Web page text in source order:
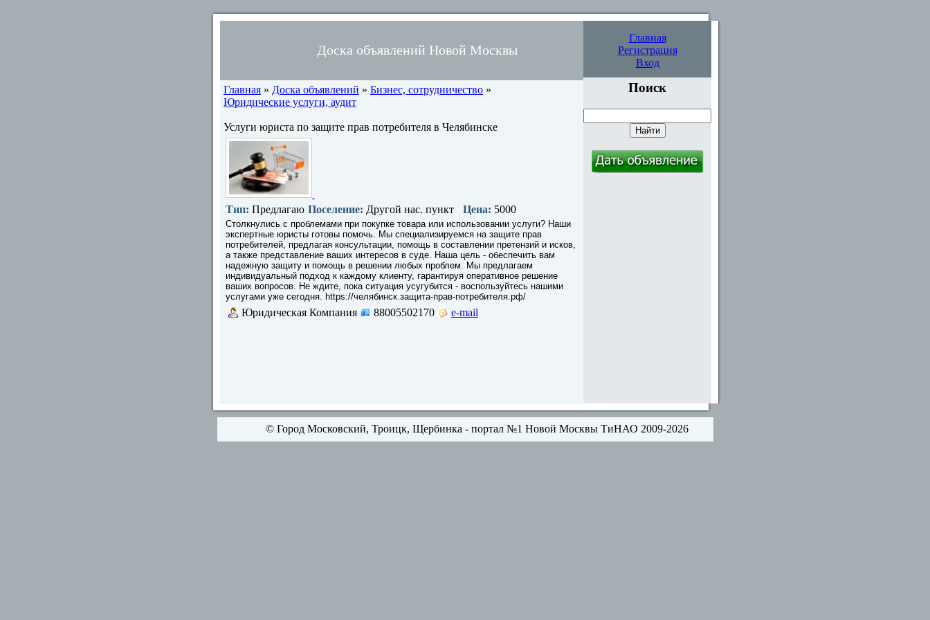
Доска объявлений Новой Москвы
Главная
Регистрация
Вход
Главная » Доска объявлений » Бизнес, сотрудничество »
Юридические услуги, аудит
Услуги юриста по защите прав потребителя в Челябинске
Тип: Предлагаю Поселение: Другой нас. пункт Цена: 5000
Столкнулись с проблемами при покупке товара или использовании услуги? Наши
экспертные юристы готовы помочь. Мы специализируемся на защите прав
потребителей, предлагая консультации, помощь в составлении претензий и исков,
а также представление ваших интересов в суде. Наша цель - обеспечить вам
надежную защиту и помощь в решении любых проблем. Мы предлагаем
индивидуальный подход к каждому клиенту, гарантируя оперативное решение
ваших вопросов. Не ждите, пока ситуация усугубится - воспользуйтесь нашими
услугами уже сегодня. https://челябинск.защита-прав-потребителя.рф/
Юридическая Компания 88005502170 e-mail
Поиск
© Город Московский, Троицк, Щербинка - портал №1 Новой Москвы ТиНАО 2009-2026